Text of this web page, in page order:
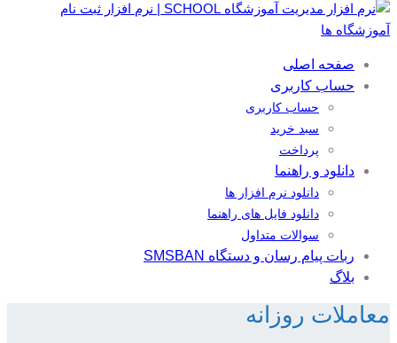
صفحه اصلی
حساب کاربری
حساب کاربری
سبد خرید
پرداخت
دانلود و راهنما
دانلود نرم افزار ها
دانلود فایل های راهنما
سوالات متداول
ربات پیام رسان و دستگاه SMSBAN
بلاگ
معاملات روزانه